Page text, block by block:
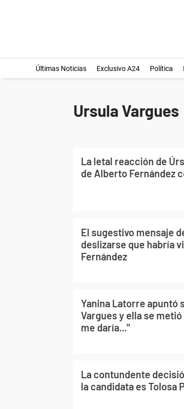
Últimas Noticias Exclusivo A24 Política
Ursula Vargues
La letal reacción de
de Alberto Fernández
El sugestivo mensaje
deslizarse que habría
Fernández
Yanina Latorre
Vargues y ella se
me daría..."
La contundente
la candidata es Tolosa